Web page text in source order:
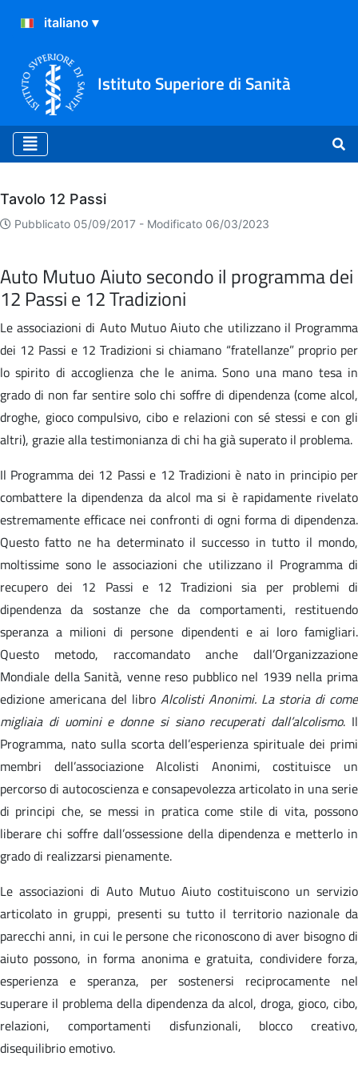
Istituto Superiore di Sanità
Archivio
Tavolo 12 Passi
Pubblicato 05/09/2017 - Modificato 06/03/2023
Auto Mutuo Aiuto secondo il programma dei
12 Passi e 12 Tradizioni
Le associazioni di Auto Mutuo Aiuto che utilizzano il Programma
dei 12 Passi e 12 Tradizioni si chiamano “fratellanze” proprio per
lo spirito di accoglienza che le anima. Sono una mano tesa in
grado di non far sentire solo chi soffre di dipendenza (come alcol,
droghe, gioco compulsivo, cibo e relazioni con sé stessi e con gli
altri), grazie alla testimonianza di chi ha già superato il problema.
Il Programma dei 12 Passi e 12 Tradizioni è nato in principio per
combattere la dipendenza da alcol ma si è rapidamente rivelato
estremamente efficace nei confronti di ogni forma di dipendenza.
Questo fatto ne ha determinato il successo in tutto il mondo,
moltissime sono le associazioni che utilizzano il Programma di
recupero dei 12 Passi e 12 Tradizioni sia per problemi di
dipendenza da sostanze che da comportamenti, restituendo
speranza a milioni di persone dipendenti e ai loro famigliari.
Questo metodo, raccomandato anche dall’Organizzazione
Mondiale della Sanità, venne reso pubblico nel 1939 nella prima
edizione americana del libro Alcolisti Anonimi. La storia di come
migliaia di uomini e donne si siano recuperati dall’alcolismo. Il
Programma, nato sulla scorta dell’esperienza spirituale dei primi
membri dell’associazione Alcolisti Anonimi, costituisce un
percorso di autocoscienza e consapevolezza articolato in una serie
di principi che, se messi in pratica come stile di vita, possono
liberare chi soffre dall’ossessione della dipendenza e metterlo in
grado di realizzarsi pienamente.
Le associazioni di Auto Mutuo Aiuto costituiscono un servizio
articolato in gruppi, presenti su tutto il territorio nazionale da
parecchi anni, in cui le persone che riconoscono di aver bisogno di
aiuto possono, in forma anonima e gratuita, condividere forza,
esperienza e speranza, per sostenersi reciprocamente nel
superare il problema della dipendenza da alcol, droga, gioco, cibo,
relazioni, comportamenti disfunzionali, blocco creativo,
disequilibrio emotivo.